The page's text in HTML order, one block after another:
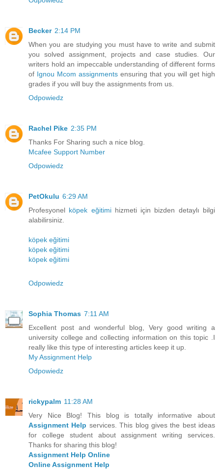
Becker 2:14 PM
When you are studying you must have to write and submit
you solved assignment, projects and case studies. Our
writers hold an impeccable understanding of different forms
of Ignou Mcom assignments ensuring that you will get high
grades if you will buy the assignments from us.
Odpowiedz
Rachel Pike 2:35 PM
Thanks For Sharing such a nice blog.
Mcafee Support Number
Odpowiedz
PetOkulu 6:29 AM
Profesyonel köpek eğitimihizmeti için bizden detaylı bilgi
alabilirsiniz.
köpek eğitimi
köpek eğitimi
köpek eğitimi
Odpowiedz
Sophia Thomas 7:11 AM
Excellent post and wonderful blog, Very good writing a
university college and collecting information on this topic .I
really like this type of interesting articles keep it up.
My Assignment Help
Odpowiedz
rickypalm 11:28 AM
Very Nice Blog! This blog is totally informative about
Assignment Help services. This blog gives the best ideas
for college student about assignment writing services.
Thanks for sharing this blog!
Assignment Help Online
Online Assignment Help